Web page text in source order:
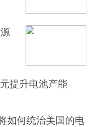
提升电池产能
如何统治美国的电